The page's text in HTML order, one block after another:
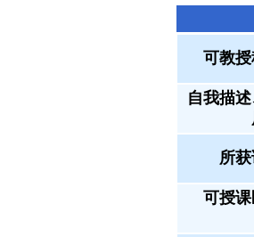
可教授
自我描
所
可授